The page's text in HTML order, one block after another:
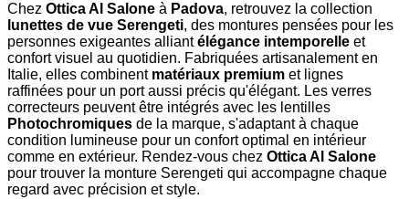
Chez Ottica Al Salone à Padova, retrouvez la collection
lunettes de vue Serengeti, des montures pensées pour les
personnes exigeantes alliantélégance intemporelle et
confort visuel au quotidien. Fabriquées artisanalement en
Italie, elles combinent matériaux premium et lignes
raffinées pour un port aussi précis qu'élégant. Les verres
correcteurs peuvent être intégrés avec les lentilles
Photochromiques de la marque, s'adaptant à chaque
condition lumineuse pour un confort optimal en intérieur
comme en extérieur. Rendez-vous chez Ottica Al Salone
pour trouver la monture Serengeti qui accompagne chaque
regard avec précision et style.